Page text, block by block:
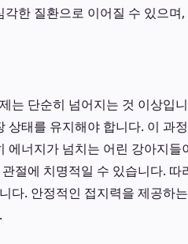
한 질환으로 이어질 수 있으며
는 단순히 넘어지는 것 이상입
태를 유지해야 합니다. 이 과
너지가 넘치는 어린 강아지들
절에 치명적일 수 있습니다. 따
다. 안정적인 접지력을 제공하